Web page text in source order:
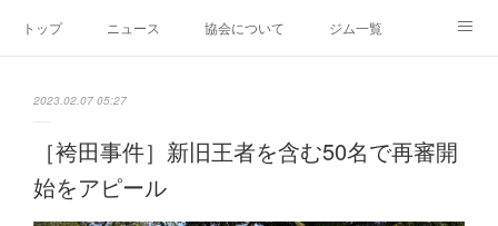
トップ ニュース 協会について ジム一覧
2023.02.07 05:27
［袴田事件］新旧王者を含む50名で再審開
始をアピール